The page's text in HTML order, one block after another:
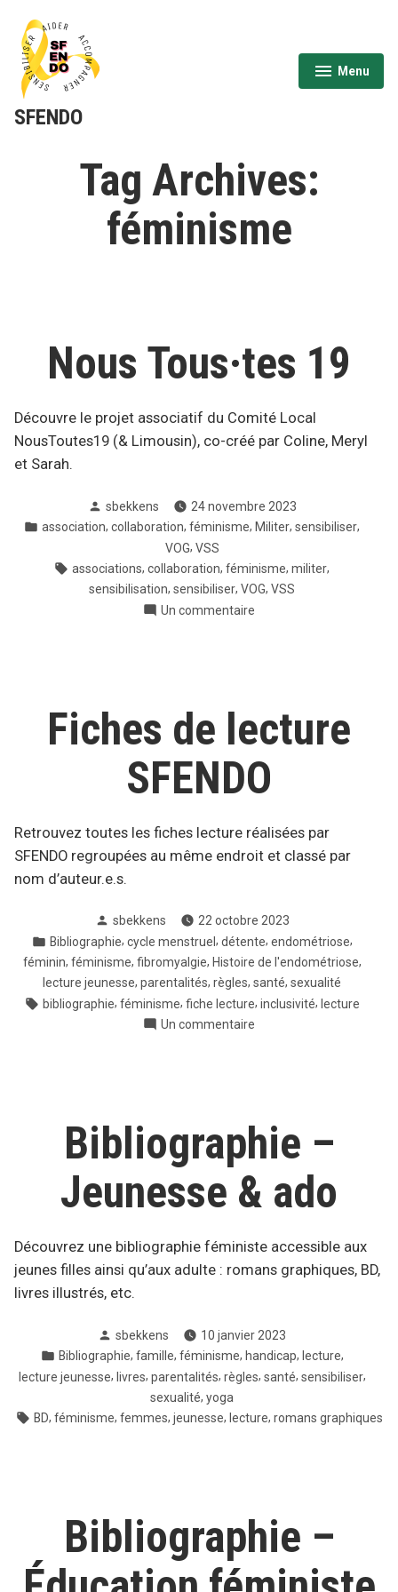
contenu
SFENDO
Menu
expanded
collapsed
Tag Archives:
féminisme
Nous Tous·tes 19
Découvre le projet associatif du Comité Local
NousToutes19 (& Limousin), co-créé par Coline, Meryl
et Sarah.
Posté
par
sbekkens
24 novembre 2023
Posté
association, collaboration, féminisme, Militer, sensibiliser,
VOG, VSS
Tags:
associations, collaboration, féminisme, militer,
sensibilisation, sensibiliser, VOG, VSS
Un commentaire
Fiches de lecture
SFENDO
Retrouvez toutes les fiches lecture réalisées par
SFENDO regroupées au même endroit et classé par
nom d’auteur.e.s.
Posté
par
sbekkens
22 octobre 2023
Posté
dans
Bibliographie, cycle menstruel , détente, endométriose,
féminin, féminisme, fibromyalgie, Histoire de l'endométriose,
lecture jeunesse, parentalités, règles, santé, sexualité
Tags:
bibliographie, féminisme, fiche lecture, inclusivité, lecture
Un commentaire
Bibliographie –
Jeunesse & ado
Découvrez une bibliographie féministe accessible aux
jeunes filles ainsi qu’aux adulte : romans graphiques, BD,
livres illustrés, etc.
Posté
par
sbekkens
10 janvier 2023
Posté
dans
Bibliographie, famille, féminisme, handicap, lecture,
lecture jeunesse, livres, parentalités, règles, santé, sensibiliser,
sexualité, yoga
Tags:
BD, féminisme, femmes, jeunesse, lecture, romans graphiques
Bibliographie –